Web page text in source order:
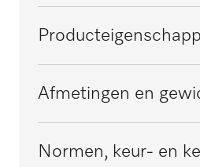
Kunststof
Blauw
Afmetingen en
135
Normen, keur- en